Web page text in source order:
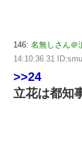
146: 名無しさん＠
14:10:36.31
>>24
立花は都知